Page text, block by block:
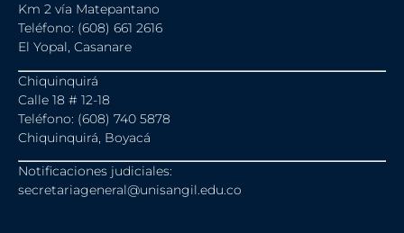
Km 2 vía Matepantano
Teléfono: (608) 661 2616
El Yopal, Casanare
Chiquinquirá
Calle 18 # 12-18
Teléfono: (608) 740 5878
Chiquinquirá, Boyacá
Notificaciones judiciales:
secretariageneral@unisangil.edu.co